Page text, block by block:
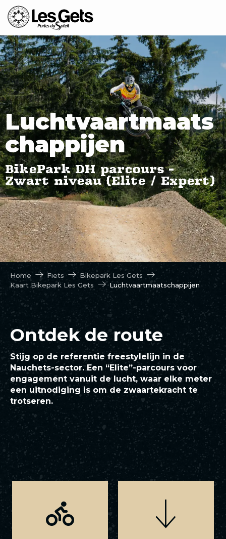
Aller
au
contenu
principal
Luchtvaartmaats
chappijen
BikePark DH parcours -
Zwart niveau (Elite / Expert)
Home Fiets
Bikepark Les Gets
Kaart Bikepark Les Gets
Luchtvaartmaatschappijen
Ontdek de route
Stijg op de referentie freestylelijn in de
Nauchets-sector. Een “Elite”-parcours voor
engagement vanuit de lucht, waar elke meter
een uitnodiging is om de zwaartekracht te
trotseren.